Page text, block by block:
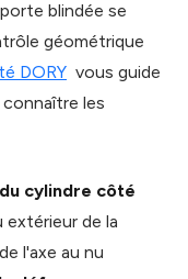
blindée se
géométrique
DORY vous guide
connaître les
cylindre côté
extérieur de la
l'axe au nu